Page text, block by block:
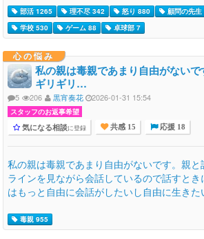
部活 1265 理不尽 342 怒り 880 顧問の先生
学校 530
ゲーム 88 卓球部 7
心の悩み
私の親は毒親であまり自由がない
ギリギリ…
5 206 黒宵奏花 2026-01-31 15:54
スタッフのお返事希望
気になる相談に登録 共感 15 応援 18
私の親は毒親であまり自由がないです。親
ラインを見ながら会話しているので話すと
はもっと自由に会話がしたいし自由に生きた
毒親 955